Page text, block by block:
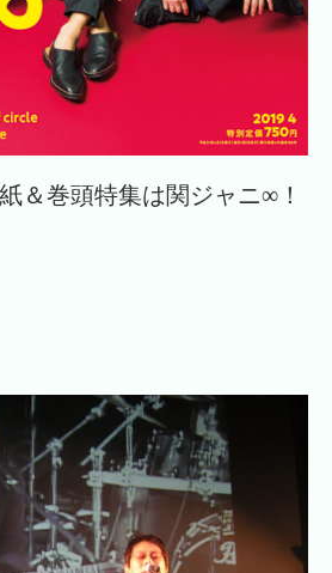
＆巻頭特集は関ジャニ∞！